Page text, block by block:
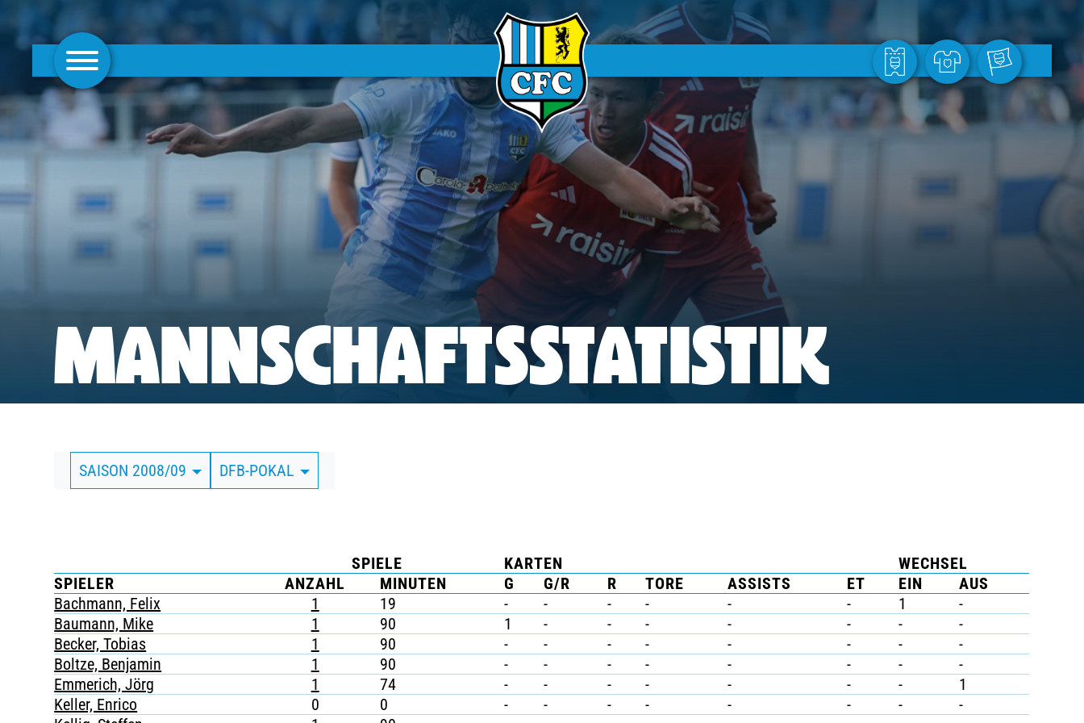
AKTUELLES
FRAUEN
CLUBMITGLIEDSCHAFT
BUSINESS
SÜDKURVE
TICKETING
MANNSCHAFTSSTATISTIK
SAISON 2008/09 DFB-POKAL
SPIELE KARTEN
WECHSEL
SPIELER
ANZAHL MINUTEN G G/R R TORE ASSISTS ET EIN
AUS
Bachmann, Felix
1 19 - - - - - - 1
-
Baumann, Mike
1 90 1 - - - - - -
-
Becker, Tobias
1 90 - - - - - - -
-
Boltze, Benjamin
1 90 - - - - - - -
-
Emmerich, Jörg
1 74 - - - - - - -
1
Keller, Enrico
0 0 - - - - - - -
-